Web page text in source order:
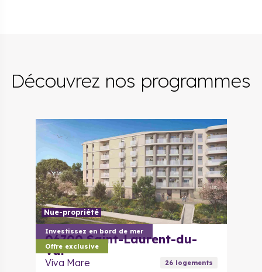
Découvrez nos programmes
Investissez en bord de mer
Offre exclusive
Nue-propriété
06700 Saint-Laurent-du-
Var
Viva Mare 26logements